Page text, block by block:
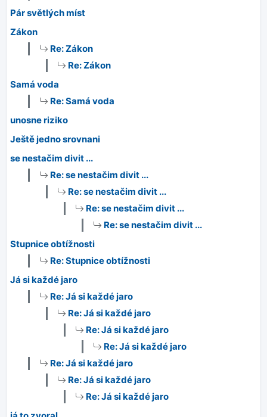
Pár světlých míst
Zákon
Re: Zákon
Re: Zákon
Samá voda
Re: Samá voda
unosne riziko
Ještě jedno srovnani
se nestačim divit ...
Re: se nestačim divit ...
Re: se nestačim divit ...
Re: se nestačim divit ...
Re: se nestačim divit ...
Stupnice obtížnosti
Re: Stupnice obtížnosti
Já si každé jaro
Re: Já si každé jaro
Re: Já si každé jaro
Re: Já si každé jaro
Re: Já si každé jaro
Re: Já si každé jaro
Re: Já si každé jaro
Re: Já si každé jaro